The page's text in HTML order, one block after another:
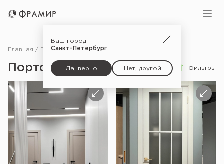
Ваш город:
Санкт-Петербург
Да, верно Нет, другой
Главная Портфолио
Портфолио Фильтры